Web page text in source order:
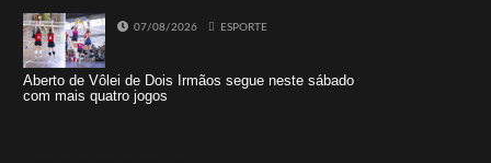
07/08/2026 ESPORTE
Aberto de Vôlei de Dois Irmãos segue neste sábado
com mais quatro jogos